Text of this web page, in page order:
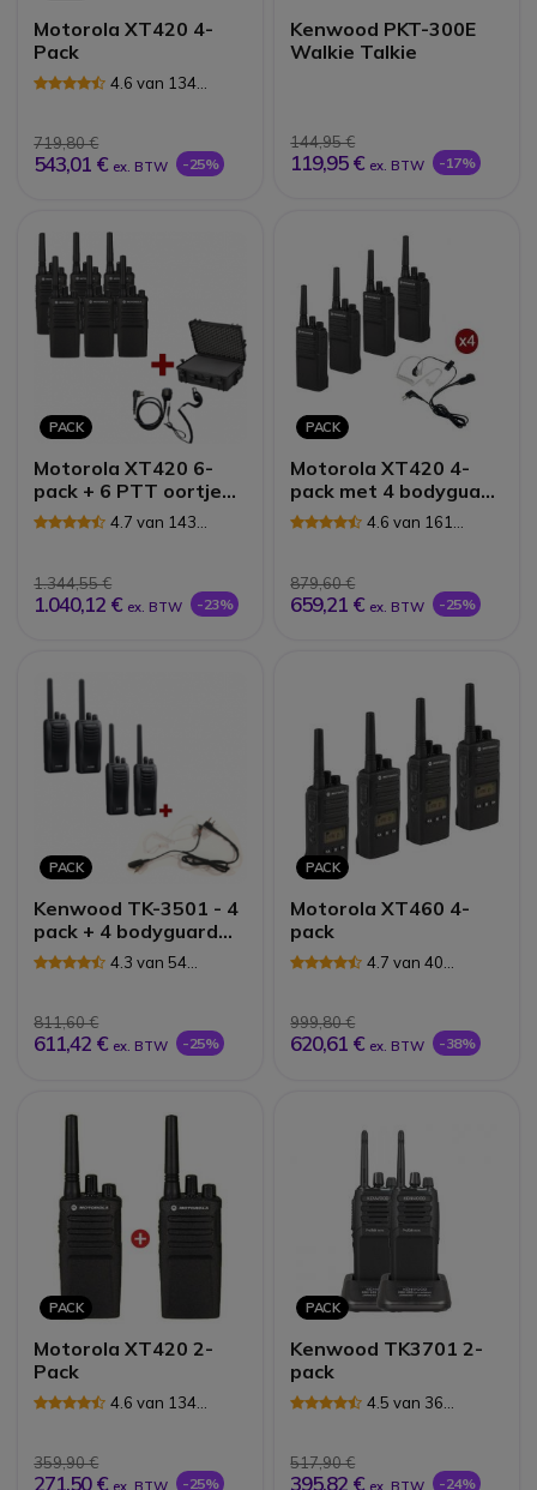
Motorola XT420 4-
Pack
4.6 van 134
719,80 €
543,01 € ex. BTW -25%
Kenwood PKT-300E
Walkie Talkie
144,95 €
119,95 € ex. BTW -17%
PACK
Motorola XT420 6-
pack + 6 PTT oortjes
& draagkoffer
4.7 van 143
1.344,55 €
1.040,12 € ex. BTW -23%
PACK
Motorola XT420 4-
pack met 4 bodyguard
headsets4.6 van 161
879,60 €
659,21 € ex. BTW -25%
PACK
Kenwood TK-3501 - 4
pack + 4 bodyguard
PTT oortjes4.3 van 54
811,60 €
611,42 € ex. BTW -25%
PACK
Motorola XT460 4-
pack
4.7 van 40
999,80 €
620,61 € ex. BTW -38%
PACK
Motorola XT420 2-
Pack
4.6 van 134
359,90 €
271,50 € -25%
PACK
Kenwood TK3701 2-
pack
4.5 van 36
517,90 €
395,82 € -24%